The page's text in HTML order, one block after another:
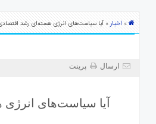
» اخبار» آیا سیاست‌های انرژی هسته‌ای رشد اقتصادی
ارسال پرینت
آیا سیاست‌های